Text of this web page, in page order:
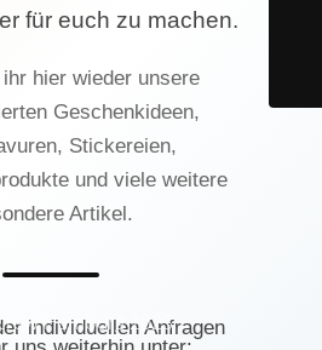
für euch zu machen.
hier wieder unsere
Geschenkideen,
Stickereien,
und viele weitere
Artikel.
individuellen Anfragen
Hamburg 2023